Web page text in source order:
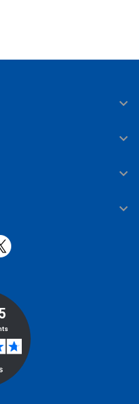



